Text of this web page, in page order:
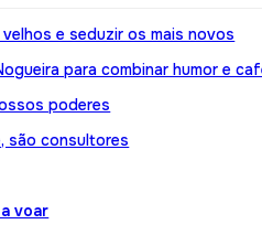
e seduzir os mais novos
para combinar humor e
poderes
são consultores
voar